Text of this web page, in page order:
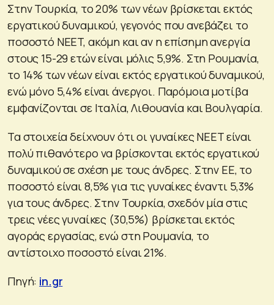
Στην Τουρκία, το 20% των νέων βρίσκεται εκτός
εργατικού δυναμικού, γεγονός που ανεβάζει το
ποσοστό NEET, ακόμη και αν η επίσημη ανεργία
στους 15-29 ετών είναι μόλις 5,9%. Στη Ρουμανία,
το 14% των νέων είναι εκτός εργατικού δυναμικού,
ενώ μόνο 5,4% είναι άνεργοι. Παρόμοια μοτίβα
εμφανίζονται σε Ιταλία, Λιθουανία και Βουλγαρία.
Τα στοιχεία δείχνουν ότι οι γυναίκες NEET είναι
πολύ πιθανότερο να βρίσκονται εκτός εργατικού
δυναμικού σε σχέση με τους άνδρες. Στην ΕΕ, το
ποσοστό είναι 8,5% για τις γυναίκες έναντι 5,3%
για τους άνδρες. Στην Τουρκία, σχεδόν μία στις
τρεις νέες γυναίκες (30,5%) βρίσκεται εκτός
αγοράς εργασίας, ενώ στη Ρουμανία, το
αντίστοιχο ποσοστό είναι 21%.
Πηγή: in.gr